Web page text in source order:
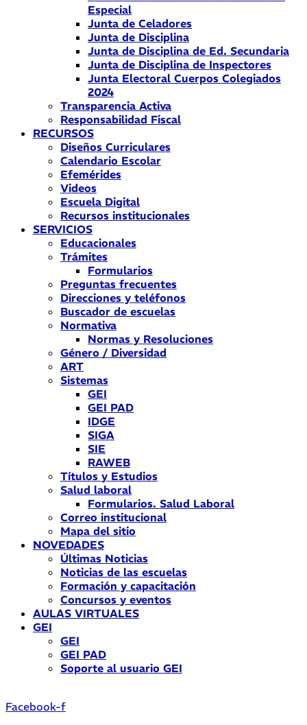
Especial
Junta de Celadores
Junta de Disciplina
Junta de Disciplina de Ed. Secundaria
Junta de Disciplina de Inspectores
Junta Electoral Cuerpos Colegiados
2024
Transparencia Activa
Responsabilidad Fiscal
RECURSOS
Diseños Curriculares
Calendario Escolar
Efemérides
Videos
Escuela Digital
Recursos institucionales
SERVICIOS
Educacionales
Trámites
Formularios
Preguntas frecuentes
Direcciones y teléfonos
Buscador de escuelas
Normativa
Normas y Resoluciones
Género / Diversidad
ART
Sistemas
GEI
GEI PAD
IDGE
SIGA
SIE
RAWEB
Títulos y Estudios
Salud laboral
Formularios. Salud Laboral
Correo institucional
Mapa del sitio
NOVEDADES
Últimas Noticias
Noticias de las escuelas
Formación y capacitación
Concursos y eventos
AULAS VIRTUALES
GEI
GEI
GEI PAD
Soporte al usuario GEI
Facebook-f